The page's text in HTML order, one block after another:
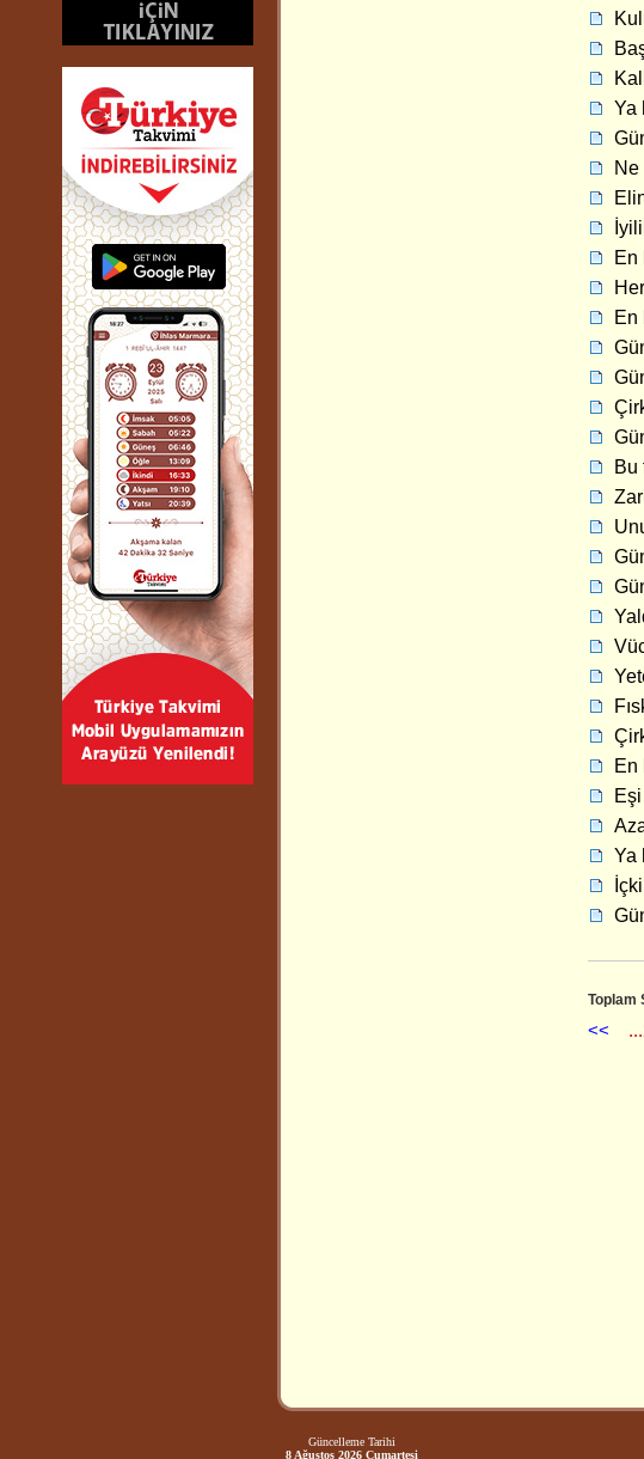
Ya
Ne
En
En
Bu
En
Ya
Toplam
<< ...
Güncelleme Tarihi
8 Ağustos 2026 Cumartesi